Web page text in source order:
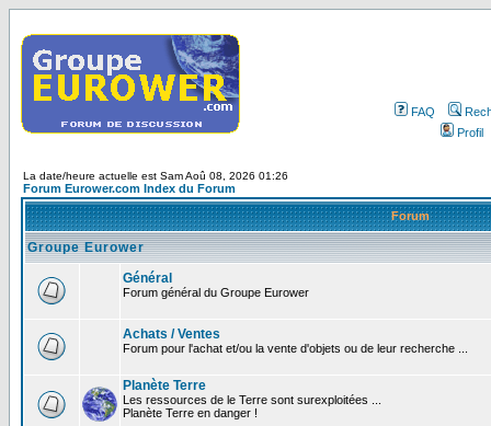
FAQ
Profil
La date/heure actuelle est Sam Aoû 08, 2026 01:26
Forum Eurower.com Index du Forum
Forum
Groupe Eurower
Général
Forum général du Groupe Eurower
Achats / Ventes
Forum pour l'achat et/ou la vente d'objets ou de leur recherche ...
Planète Terre
Les ressources de le Terre sont surexploitées ...
Planète Terre en danger !